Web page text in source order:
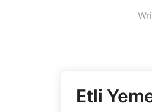
Etli